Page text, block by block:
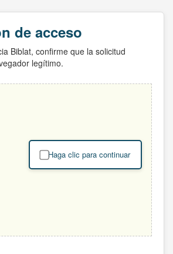
de acceso
Biblat, confirme que la solicitud
legítimo.
Haga clic para continuar